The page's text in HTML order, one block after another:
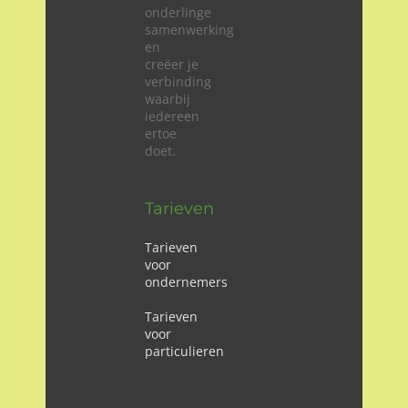
onderlinge
samenwerking
en
creëer je
verbinding
waarbij
iedereen
ertoe
doet.
Tarieven
Tarieven
voor
ondernemers
Tarieven
voor
particulieren